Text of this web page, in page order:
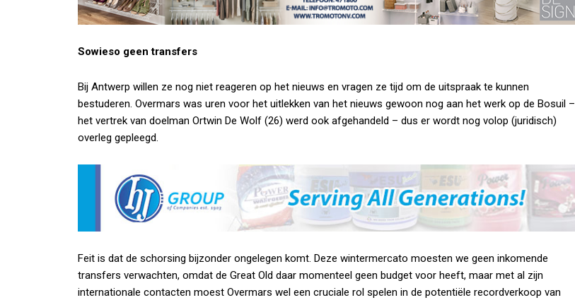
Sowieso geen transfers
Bij Antwerp willen ze nog niet reageren op het nieuws en vragen ze tijd om de uitspraak te kunnen
bestuderen. Overmars was uren voor het uitlekken van het nieuws gewoon nog aan het werk op de Bosuil –
het vertrek van doelman Ortwin De Wolf (26) werd ook afgehandeld – dus er wordt nog volop (juridisch)
overleg gepleegd.
Feit is dat de schorsing bijzonder ongelegen komt. Deze wintermercato moesten we geen inkomende
transfers verwachten, omdat de Great Old daar momenteel geen budget voor heeft, maar met al zijn
internationale contacten moest Overmars wel een cruciale rol spelen in de potentiële recordverkoop van